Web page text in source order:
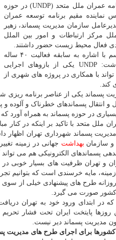
سازمان مدیریت پسماند و برنامه عمران ملل متحد (UNDP) در حوزه
نماینده مقیم برنامه توسعه عمران
سازمان مدیریت پسماند، زهیر
مرکز ارتباطات و امور بین الملل
فعال محیط زیست حضور داشتند.
کلودیو پروویداس در این مراسم با اشاره به سابقه فعالیت ۴۰ ساله
این مرکز در ایران اظهار داشت: UNDP یکی از بازوهای اجرایی
با همکاری در پروژه های شهری از
کند.
پسماند یکی از عناصر برنامه
و انتقال پسماندهای خطرناک و آلوده و
در حوزه پسماند به همراه آورد
ملل متحد با تاکید بر اینکه در
و سازمان بهداشت جهانی در زمینه
پسماندهای الکترونیکی هم می
و تهران ظرفیت های بسیار خوبی در
مایه خرسندی است که بتوانیم
صورت می گیرد.
که در ابتدای ورود خود به تهران
روزها پایتخت ایران تحت فشار
مدیریت پسماند دیر نیست.
کشورها برای اجرای طرح های مدیریت